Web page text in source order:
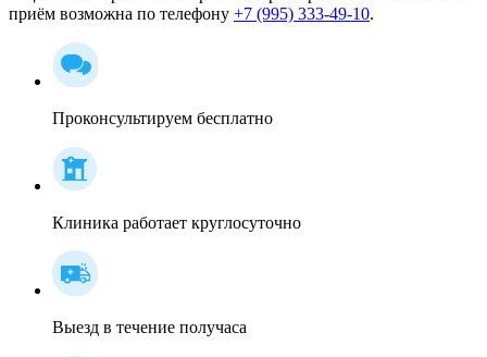
приём возможна по телефону +7 (995) 333-49-10.
Проконсультируем бесплатно
Клиника работает круглосуточно
Выезд в течение получаса